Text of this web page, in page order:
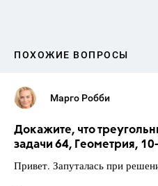
ПОХОЖИЕ ВОПРОСЫ
Марго Робби
Докажите, что
задачи 64, Геометрия,
Привет. Запуталась при